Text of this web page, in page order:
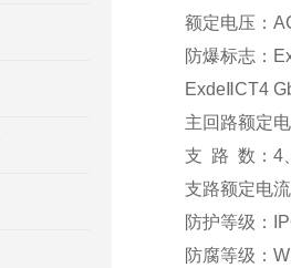
额定电压：
防爆标志：
ExdeⅡCT4
主回路额定
支 路 数：4
支路额定电
防护等级：
防腐等级：